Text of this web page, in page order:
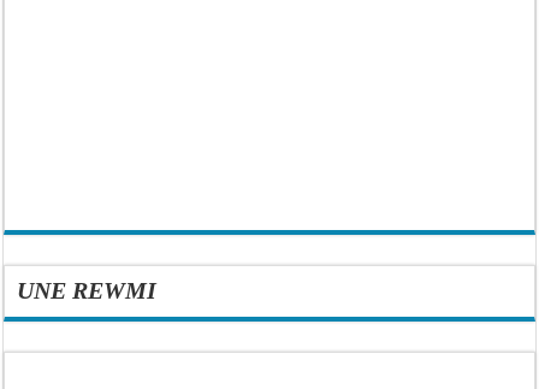
UNE REWMI